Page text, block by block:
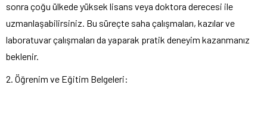
sonra çoğu ülkede yüksek lisans veya doktora derecesi ile
uzmanlaşabilirsiniz. Bu süreçte saha çalışmaları, kazılar ve
laboratuvar çalışmaları da yaparak pratik deneyim kazanmanız
beklenir.
2. Öğrenim ve Eğitim Belgeleri: